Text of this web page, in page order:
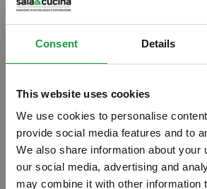
Consent Details
This website uses cookies
We use cookies to personalise
provide social media features and to
We also share information about your
our social media, advertising and
may combine it with other information
04/07/2011